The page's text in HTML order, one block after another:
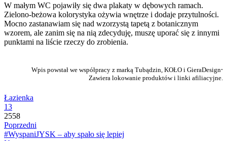
W małym WC pojawiły się dwa plakaty w dębowych ramach.
Zielono-beżowa kolorystyka ożywia wnętrze i dodaje przytulności.
Mocno zastanawiam się nad wzorzystą tapetą z botanicznym
wzorem, ale zanim się na nią zdecyduję, muszę uporać się z innymi
punktami na liście rzeczy do zrobienia.
Wpis powstał we współpracy z marką Tubądzin, KOŁO i GieraDesign.
Zawiera lokowanie produktów i linki afiliacyjne.
Łazienka
13
2558
Poprzedni
#WyspaniJYSK – aby spało się lepiej